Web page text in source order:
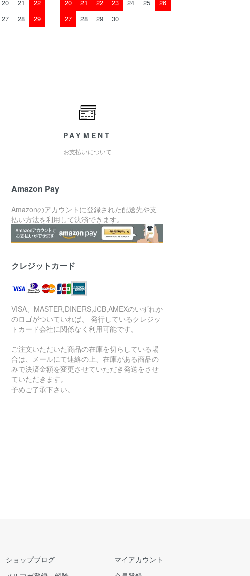
20 21
22
27 28
29
20
21 22 23 24 25
26
27
28 29 30
PAYMENT
お支払いについて
Amazon Pay
Amazonのアカウントに登録された配送先や支
払い方法を利用して決済できます。
クレジットカード
VISA、MASTER,DINERS,JCB,AMEXのいずれか
のロゴがついていれば、 発行しているクレジッ
トカード会社に関係なく利用可能です。
ご注文いただいた商品の在庫を切らしている場
合は、メールにて連絡の上、在庫がある商品の
みで決済金額を変更させていただき発送をさせ
ていただきます。
予めご了承下さい。
ショップブログ
マイアカウント